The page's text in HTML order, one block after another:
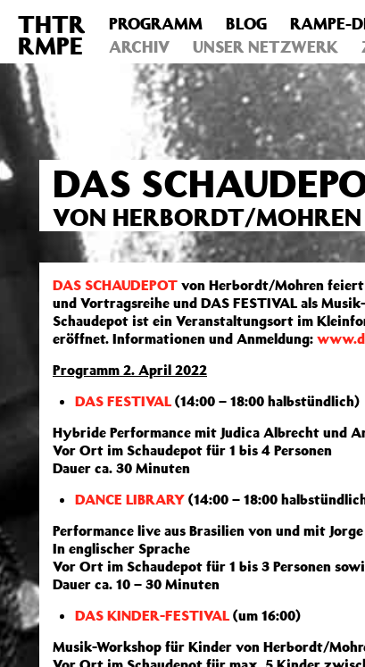
Deprecated : Die Funktion post_permalink ist seit
includes/functions.phpon line6031
THTR
RMPE
PROGRAMM BLOG RAMPE-
ARCHIV
UNSER NETZWERK
DAS
VON HERBORDT/
DAS SCHAUDEPOT von Herbordt/Mohren feiert
und Vortragsreihe und DAS FESTIVAL als
Schaudepot ist ein Veranstaltungsort im
eröffnet. Informationen und Anmeldung:
Programm 2. April 2022
DAS FESTIVAL (14:00 – 18:00 halbstündlich)
Hybride Performance mit Judica Albrecht und
Vor Ort im Schaudepot für 1 bis 4 Personen
Dauer ca. 30 Minuten
DANCE LIBRARY (14:00 – 18:00
Performance live aus Brasilien von und mit
In englischer Sprache
Vor Ort im Schaudepot für 1 bis 3 Personen
Dauer ca. 10 – 30 Minuten
DAS KINDER-FESTIVAL (um 16:00)
Musik-Workshop für Kinder von Herbordt/